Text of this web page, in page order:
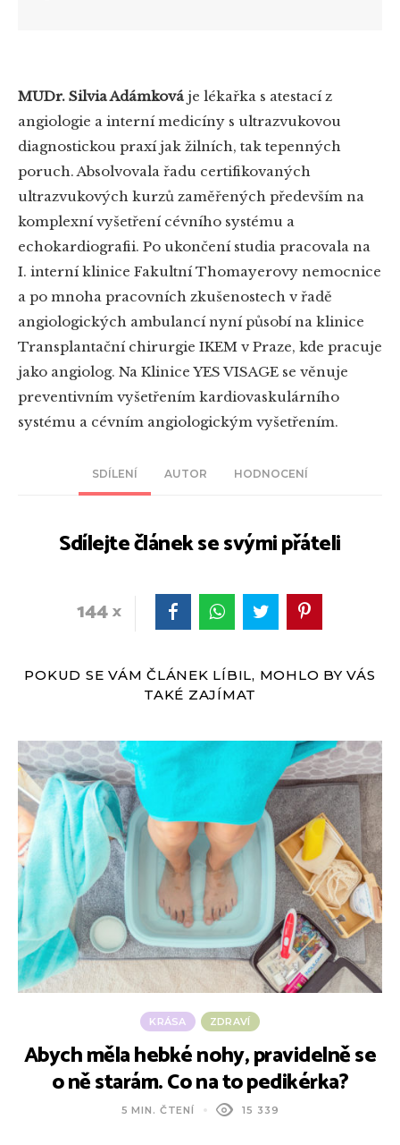
SDÍLENÍ AUTOR HODNOCENÍ
Sdílejte článek se svými přáteli
144
MUDr. Silvia Adámková je lékařka s atestací z
angiologie a interní medicíny s ultrazvukovou
diagnostickou praxí jak žilních, tak tepenných
poruch. Absolvovala řadu certifikovaných
ultrazvukových kurzů zaměřených především na
komplexní vyšetření cévního systému a
echokardiografii. Po ukončení studia pracovala na
I. interní klinice Fakultní Thomayerovy nemocnice
a po mnoha pracovních zkušenostech v řadě
angiologických ambulancí nyní působí na klinice
Transplantační chirurgie IKEM v Praze, kde pracuje
jako angiolog. Na Klinice YES VISAGE se věnuje
preventivním vyšetřením kardiovaskulárního
systému a cévním angiologickým vyšetřením.
POKUD SE VÁM ČLÁNEK LÍBIL, MOHLO BY VÁS
TAKÉ ZAJÍMAT
KRÁSA ZDRAVÍ
Abych měla hebké nohy, pravidelně se
o ně starám. Co na to pedikérka?
5 MIN. ČTENÍ 15 339